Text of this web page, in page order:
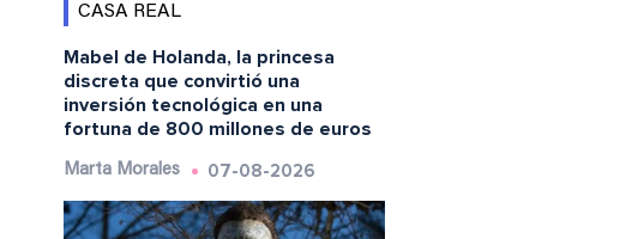
CASA REAL
Mabel de Holanda, la princesa
discreta que convirtió una
inversión tecnológica en una
fortuna de 800 millones de euros
Marta Morales 07-08-2026